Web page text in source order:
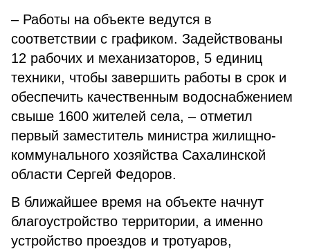
– Работы на объекте ведутся в
соответствии с графиком. Задействованы
12 рабочих и механизаторов, 5 единиц
техники, чтобы завершить работы в срок и
обеспечить качественным водоснабжением
свыше 1600 жителей села, – отметил
первый заместитель министра жилищно-
коммунального хозяйства Сахалинской
области Сергей Федоров.
В ближайшее время на объекте начнут
благоустройство территории, а именно
устройство проездов и тротуаров,